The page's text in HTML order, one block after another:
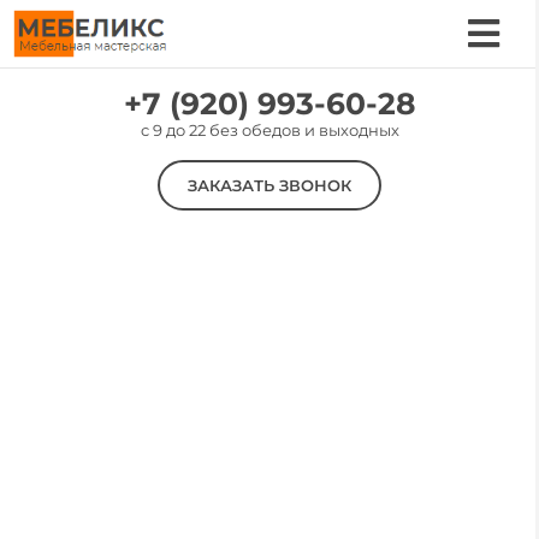
Skip
to
content
Услуги
Цены
Материалы
+7 (920) 993-60-28
c 9 до 22 без обедов и выходных
ЗАКАЗАТЬ ЗВОНОК